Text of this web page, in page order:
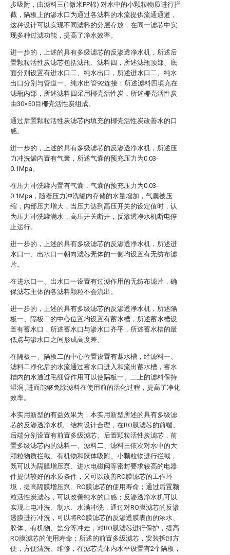
步吸附，由滤料三(1微米PP棉) 对水中的小颗粒物质进行拦
截，隔板上的渗水口为通过各滤料的水流提供流通通道，
这种设计可以实现不同滤料的分层存放，在同一滤芯中实
现多种过滤功能，提高了净水效率。
进一步的，上述的具有多级滤芯的反渗透净水机，所述后
置颗粒活性炭滤芯包括滤瓶、滤料四，所述滤瓶顶部、底
面分别设置有进水口二、纯水出口，所述进水口二、纯水
出口分别与管道一、纯水出管92连接；所述滤料四填充在
滤瓶内部，所述滤料四采用椰壳活性炭，所述椰壳活性炭
由30×50目椰壳活性炭组成。
通过后置颗粒活性炭滤芯内填充的椰壳活性炭改善水的口
感。
进一步的，上述的具有多级滤芯的反渗透净水机，所述压
力冲洗罐内置有气囊，所述气囊的预充压力为0.03-
0.1Mpa。
在压力冲洗罐内置有气囊，气囊的预充压力为0.03-
0.1Mpa，随着压力冲洗罐内存储的水量增加，气囊被压
缩，内部压力增大，当压力达到高压开关的设定值时，认
为压力冲洗罐满水，高压开关断开，反渗透净水机断电停
止运行。
进一步的，上述的具有多级滤芯的反渗透净水机，所述进
水口一、出水口一朝向滤芯壳体的一侧均设置有无纺布滤
片。
在进水口一、出水口一设置有过滤作用的无纺布滤片，确
保滤芯主体的各滤料颗粒不会流出。
进一步的，上述的具有多级滤芯的反渗透净水机，所述隔
板一、隔板二的中心位置均设置有蓄水槽，所述蓄水槽设
置有蓄水口，所述蓄水口与渗水口齐平，所述蓄水槽的最
低点与渗水口之间形成高度差。
在隔板一、隔板二的中心位置设置有蓄水槽，经滤料一、
滤料二净化后的水流通过蓄水口进入和流出蓄水槽，蓄水
槽内的水通过毛细管作用可以使隔板一、二上的滤料保持
湿润 ,进而能够免除滤料在使用前的活化过程，提高了净化
效率。
本实用新型的有益效果为：本实用新型所述的具有多级滤
芯的反渗透净水机，结构设计合理，在RO膜滤芯的前端、
后端分别设置有前置多级滤芯、后置颗粒活性炭滤芯，前
置多级滤芯内的滤料一、滤料二、滤料三依次对水中的大
颗粒物质拦截、有机物和胶体吸附、小颗粒物进行拦截，
既可以为隔膜增压泵、进水电磁阀等密封要求较高的电器
件提供较好的水质条件，又可以改善RO膜滤芯的工作环
境，提高隔膜增压泵、RO膜滤芯的使用寿命；通过后置颗
粒活性炭滤芯，可以改善纯水的口感；反渗透净水机可以
实现上电冲洗、制水、水满冲洗，通过对RO膜滤芯的反渗
透膜进行冲洗，可以将RO膜滤芯的反渗透膜表面的浓水、
胶体、有机物、盐分等冲走，对RO膜滤芯进行保护，提高
RO膜滤芯的使用寿命；所述的前置多级滤芯，安装拆卸方
便，方便清洗、维修，在滤芯壳体内水平设置有2个隔板，